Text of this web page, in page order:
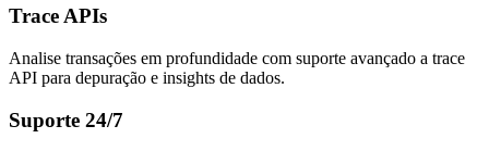
Trace APIs
Analise transações em profundidade com suporte avançado a trace
API para depuração e insights de dados.
Suporte 24/7